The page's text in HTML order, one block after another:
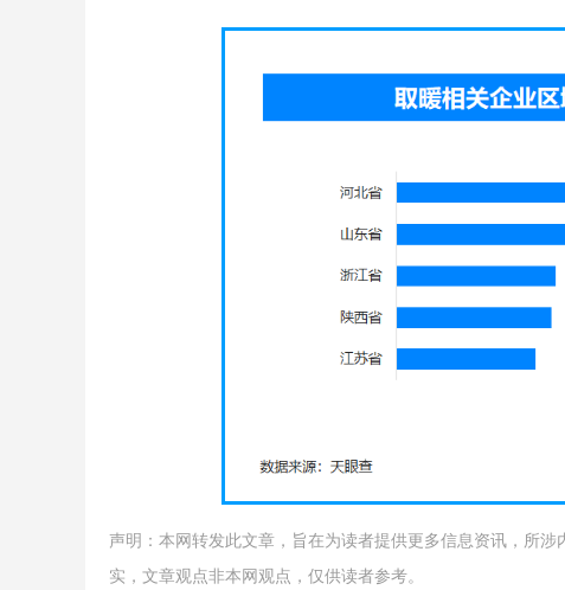
声明：本网转发此文章，旨在为读者提供更多信息资讯，所
实，文章观点非本网观点，仅供读者参考。